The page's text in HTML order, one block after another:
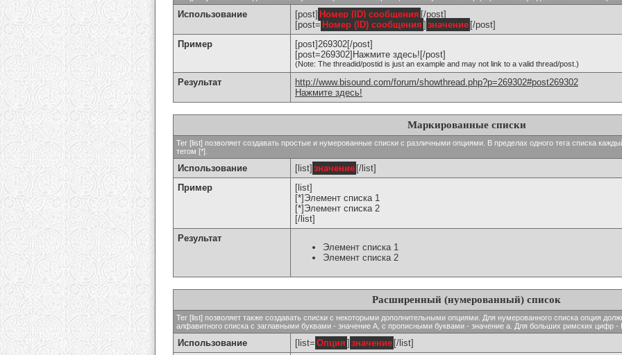
Использование [post] Номер (ID) сообщения [/post]
[post= Номер (ID) сообщения ] значение [/post]
Пример
[post]269302[/post]
[post=269302]Нажмите здесь![/post]
(Note: The threadid/postid is just an example and may not link to a valid thread/post.)
Результат
http://www.bisound.com/forum/showthread.php?p=269302#post269302
Нажмите здесь!
Маркированные списки
Тег [list] позволяет создавать простые и нумерованные списки с различными опциями. В пределах одного тега списка
тегом [*].
Использование [list] значение [/list]
Пример
[list]
[*]Элемент списка 1
[*]Элемент списка 2
[/list]
Результат
Элемент списка 1
Элемент списка 2
Расширенный (нумерованный) список
Тег [list] позволяет также создавать списки с некоторыми дополнительными опциями. Для нумерованного списка опция
алфавитного списка с заглавными буквами - значение A, с прописными буквами - значение а. Для больших римских цифр -
Использование [list= Опция ] значение [/list]